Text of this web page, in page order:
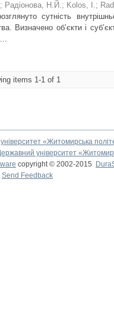
; Радіонова, Н.Й.; Kolos, І.;
сутність
Визначено об’єкти і
items 1-1 of 1
«Житомирська
університет
copyright © 2002-2015
Send Feedback